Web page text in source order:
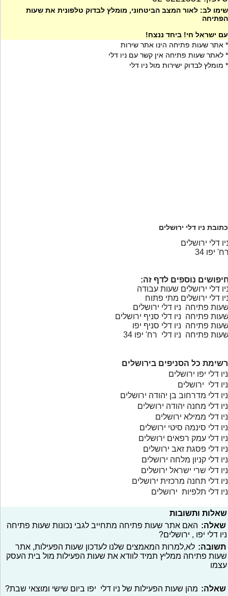
שימו לב: לאור המצב הביטחוני, מומלץ לבדוק טלפונית את שעות
הפתיחה
עם ישראל חי! ביחד ננצח!
* אתר שעות פתיחה הינו אתר שירות
* לאתר שעות פתיחה אין קשר עם ניו דלי
* מומלץ לבדוק ישירות מול ניו דלי
כתובת ניו דלי ירושלים
דלי ירושלים
יפו 34
נוספים לדף זה:
דלי ירושלים שעות עבודה
דלי ירושלים מתי פתוח
פתיחה ניו דלי ירושלים
פתיחה ניו דלי סניף ירושלים
פתיחה ניו דלי סניף יפו
פתיחה ניו דלי רח' יפו 34
רשימת כל הסניפים בירושלים
ניו דלי יפו ירושלים
ניו דלי ירושלים
ניו דלי מדרחוב בן יהודה ירושלים
ניו דלי מחנה יהודה ירושלים
ניו דלי ממילא ירושלים
ניו דלי סינמה סיטי ירושלים
ניו דלי עמק רפאים ירושלים
ניו דלי פסגת זאב ירושלים
ניו דלי קניון מלחה ירושלים
ניו דלי שרי ישראל ירושלים
ניו דלי תחנה מרכזית ירושלים
ניו דלי תלפיות ירושלים
שאלות ותשובות
שאלה: האם אתר שעות פתיחה מתחייב לגבי נכונות שעות פתיחה
ניו דלי יפו , ירושלים?
תשובה: לא,למרות המאמצים שלנו לעדכון שעות הפעילות, אתר
שעות פתיחה ממליץ תמיד לוודא את שעות הפעילות מול בית העסק
עצמו
שאלה: מהן שעות הפעילות של ניו דלי יפו ביום שישי ומוצאי שבת?